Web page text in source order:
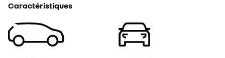
Caractéristiques